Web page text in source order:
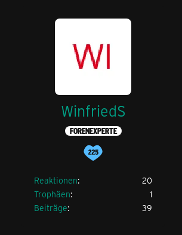
WinfriedS
FORENEXPERTE
Reaktionen
20
Trophäen
1
Beiträge
39